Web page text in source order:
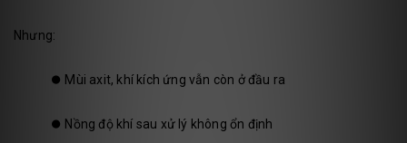
Nhưng:
⏺️ Mùi axit, khí kích ứng vẫn còn ở đầu ra
⏺️ Nồng độ khí sau xử lý không ổn định